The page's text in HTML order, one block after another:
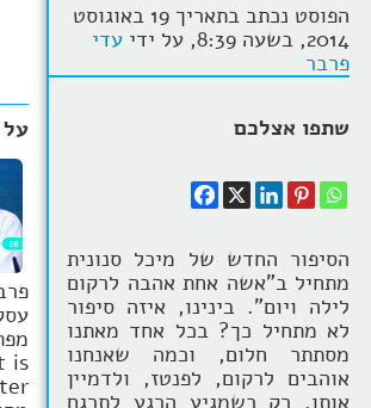
הרצאות
is
הפוסט נכתב בתאריך 19 באוגוסט
2014, בשעה 8:39, על ידי
עדי
פרבר
שתפו אצלכם
הסיפור החדש של מיכל סנונית
מתחיל ב"אשה אחת אהבה לרקום
לילה ויום". בינינו, איזה סיפור
לא מתחיל כך? בכל אחד מאתנו
מסתתר חלום, וכמה שאנחנו
אוהבים לרקום, לפנטז, ולדמיין
אותו. רק כשמגיע הרגע לתרגם